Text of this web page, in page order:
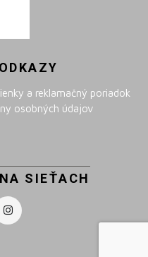
a reklamačný poriadok
osobných údajov
SIEŤACH